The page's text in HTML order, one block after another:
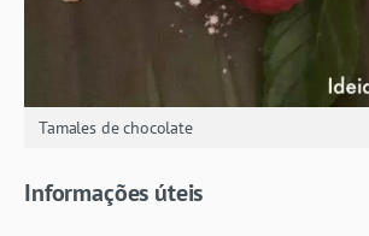
Tamales de chocolate
Informações úteis